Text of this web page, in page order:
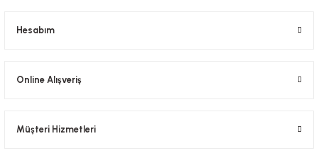
Hesabım
Online Alışveriş
Müşteri Hizmetleri